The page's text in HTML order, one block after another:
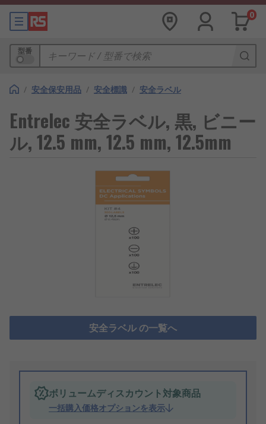
0
型番
/ 安全保安用品 / 安全標識 / 安全ラベル
Entrelec 安全ラベル, 黒, ビニー
ル, 12.5 mm, 12.5 mm, 12.5mm
安全ラベル の一覧へ
ボリュームディスカウント対象商品
一括購入価格オプションを表示